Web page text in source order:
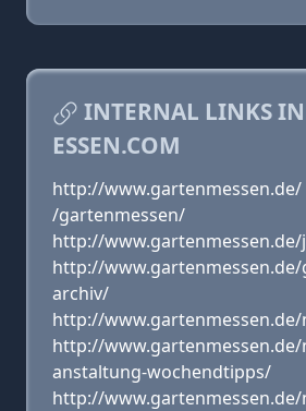
INTERNAL LINKS
ESSEN.COM
http://www.gartenmessen.de/
/gartenmessen/
http://
http://
archiv/
http://
http://
anstaltung-wochendtipps/
http://